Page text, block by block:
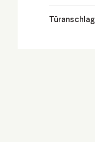
Türanschlag